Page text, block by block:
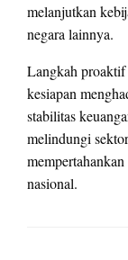
melanjutkan
negara lainnya.
Langkah
kesiapan
stabilitas
melindungi
nasional.